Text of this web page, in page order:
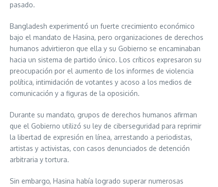
pasado.
Bangladesh experimentó un fuerte crecimiento económico
bajo el mandato de Hasina, pero organizaciones de derechos
humanos advirtieron que ella y su Gobierno se encaminaban
hacia un sistema de partido único. Los críticos expresaron su
preocupación por el aumento de los informes de violencia
política, intimidación de votantes y acoso a los medios de
comunicación y a figuras de la oposición.
Durante su mandato, grupos de derechos humanos afirman
que el Gobierno utilizó su ley de ciberseguridad para reprimir
la libertad de expresión en línea, arrestando a periodistas,
artistas y activistas, con casos denunciados de detención
arbitraria y tortura.
Sin embargo, Hasina había logrado superar numerosas